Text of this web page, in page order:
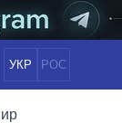
УКР РОС